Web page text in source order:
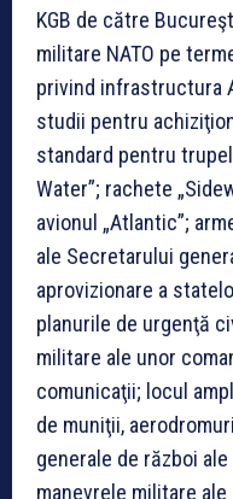
KGB de către
militare NATO pe
privind infrastructura
studii pentru
standard pentru
Water”; rachete
avionul „Atlantic”;
ale Secretarului
aprovizionare a
planurile de urgenţă
militare ale unor
comunicaţii; locul
de muniţii,
generale de război
manevrele militare ale